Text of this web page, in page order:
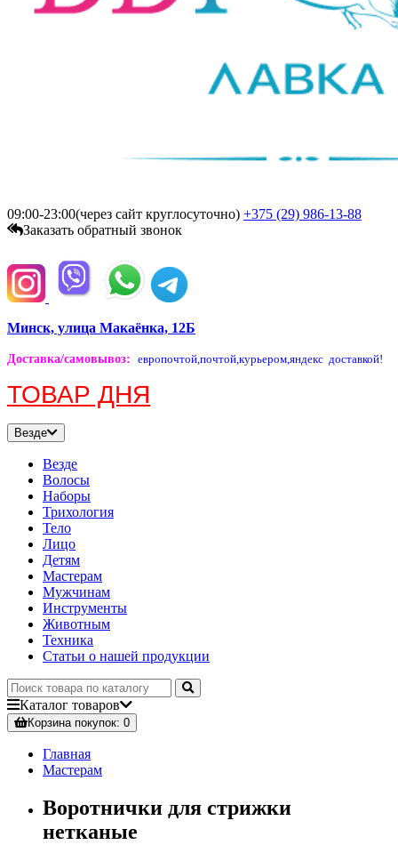
09:00-23:00(через сайт круглосуточно) +375 (29) 986-13-88
Заказать обратный звонок
Минск, улица Макаёнка, 12Б
Доставка/самовывоз: европочтой,почтой,курьером,яндекс доставкой!
ТОВАР ДНЯ
Везде
Везде
Волосы
Наборы
Трихология
Тело
Лицо
Детям
Мастерам
Мужчинам
Инструменты
Животным
Техника
Статьи о нашей продукции
Каталог товаров
Корзинапокупок: 0
Главная
Мастерам
Воротнички для стрижки
нетканые